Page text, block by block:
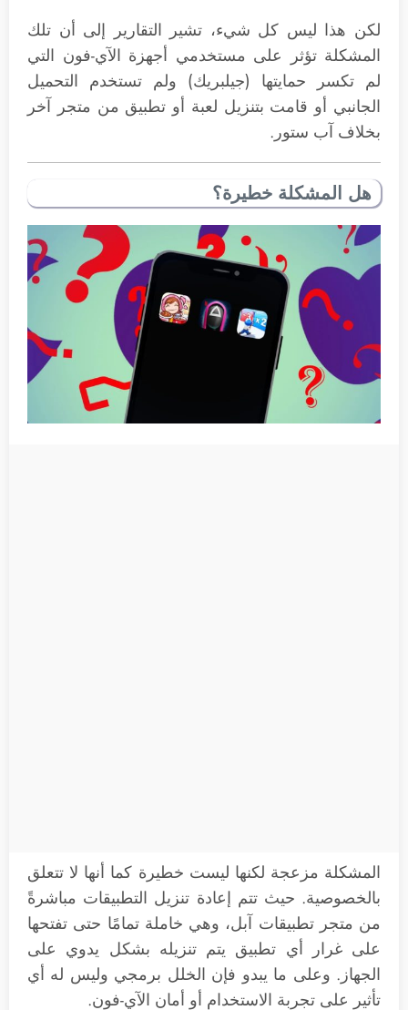
لكن هذا ليس كل شيء، تشير التقارير إلى أن تلك
المشكلة تؤثر على مستخدمي أجهزة الآي-فون التي
لم تكسر حمايتها (جيلبريك) ولم تستخدم التحميل
الجانبي أو قامت بتنزيل لعبة أو تطبيق من متجر آخر
بخلاف آب ستور.
هل المشكلة خطيرة؟
المشكلة مزعجة لكنها ليست خطيرة كما أنها لا تتعلق
بالخصوصية. حيث تتم إعادة تنزيل التطبيقات مباشرةً
من متجر تطبيقات آبل، وهي خاملة تمامًا حتى تفتحها
على غرار أي تطبيق يتم تنزيله بشكل يدوي على
الجهاز. وعلى ما يبدو فإن الخلل برمجي وليس له أي
تأثير على تجربة الاستخدام أو أمان الآي-فون.